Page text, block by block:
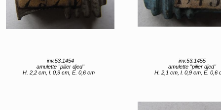
inv.53.1454
amulette "pilier djed"
H. 2,2 cm, l. 0,9 cm, E. 0,6 cm
inv.53.1455
amulette "pilier djed"
H. 2,1 cm, l. 0,9 cm, E. 0,6